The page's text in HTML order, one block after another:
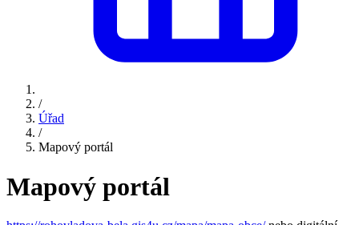
/
Úřad
/
Mapový portál
Mapový portál